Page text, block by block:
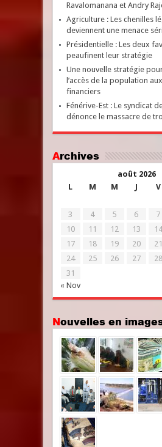
Ravalomanana et Andry
Agriculture : Les chenilles
deviennent une menace
Présidentielle : Les deux
peaufinent leur stratégie
Une nouvelle stratégie
l’accès de la population
financiers
Fénérive-Est : Le syndicat
dénonce le massacre de
Archives
août 2026
L
M M J V
« Nov
3
4 5 6 7
10
11 12 13 14
17
18 19 20 21
24
25 26 27 28
31
Nouvelles en